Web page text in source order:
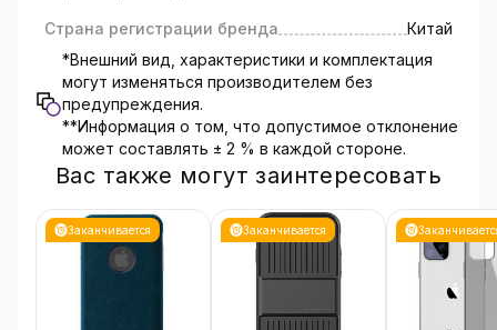
Страна регистрации бренда
Китай
*Внешний вид, характеристики и комплектация
могут изменяться производителем без
предупреждения.
**Информация о том, что допустимое отклонение
может составлять ± 2 % в каждой стороне.
Вас также могут заинтересовать
Заканчивается Заканчивается